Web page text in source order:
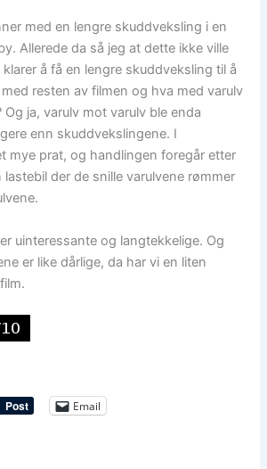
med en lengre skuddveksling i en
Allerede da så jeg at dette ikke ville
å få en lengre skuddveksling til å
resten av filmen og hva med varulv
ja, varulv mot varulv ble enda
enn skuddvekslingene. I
mye prat, og handlingen foregår etter
der de snille varulvene rømmer
uinteressante og langtekkelige. Og
er like dårlige, da har vi en liten
Email